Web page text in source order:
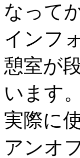
なって
インフ
憩室が
います
実際に
アンオ